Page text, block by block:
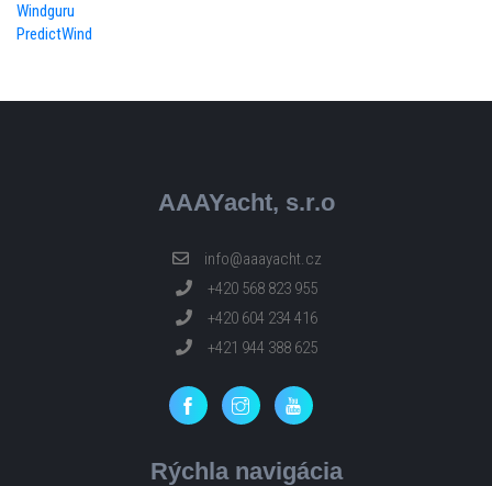
Windguru
PredictWind
AAAYacht, s.r.o
info@aaayacht.cz
+420 568 823 955
+420 604 234 416
+421 944 388 625
Rýchla navigácia